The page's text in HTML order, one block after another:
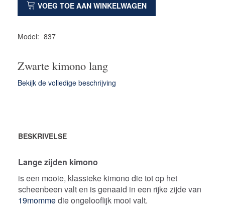
VOEG TOE AAN WINKELWAGEN
Model: 837
Zwarte kimono lang
Bekijk de volledige beschrijving
BESKRIVELSE
Lange zijden kimono
is een mooie, klassieke kimono die tot op het
scheenbeen valt en is genaaid in een rijke zijde van
19mommedie ongelooflijk mooi valt.